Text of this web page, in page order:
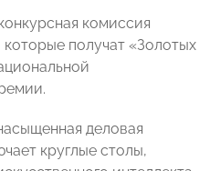
комиссия
получат «Золотых
деловая
круглые столы,